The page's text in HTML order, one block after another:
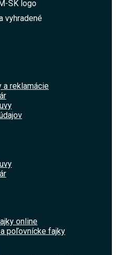
vyhradené
a reklamácie
online
poľovnícke fajky